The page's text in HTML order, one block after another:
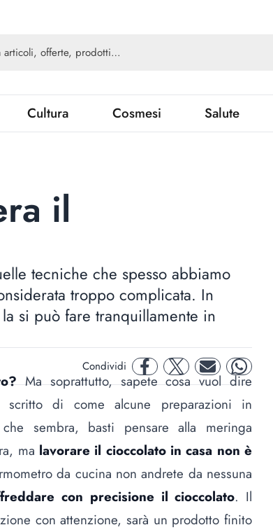
Cultura Cosmesi Salute
il
tecniche che spesso abbiamo
troppo complicata. In
si può fare tranquillamente in
Condividi facebooktwitter mail whatsapp
Ma soprattutto, sapete cosa vuol dire
di come alcune preparazioni in
sembra, basti pensare alla meringa
ma lavorare il cioccolato in casa non è
da cucina non andrete da nessuna
con precisione il cioccolato. Il
con attenzione, sarà un prodotto finito